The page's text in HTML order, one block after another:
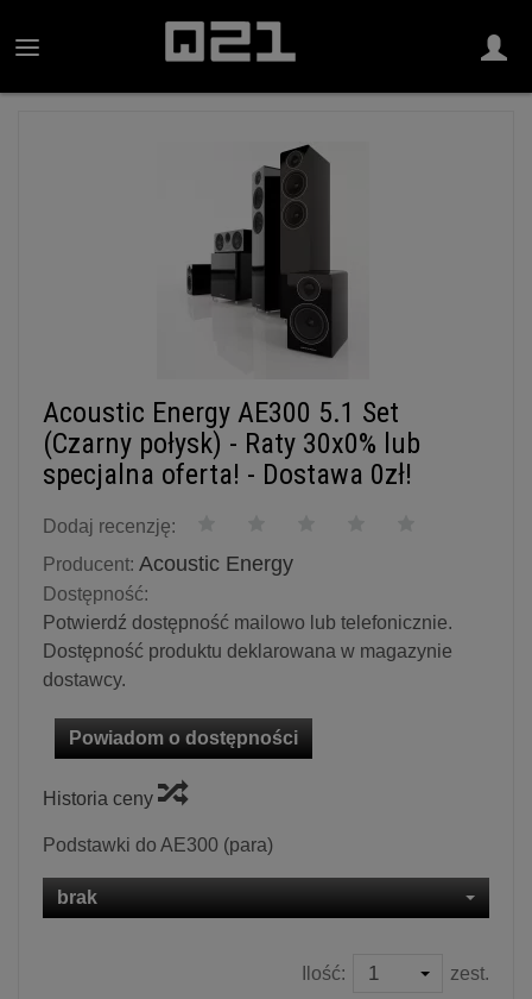
Acoustic Energy AE300 5.1 Set
(Czarny połysk) - Raty 30x0% lub
specjalna oferta! - Dostawa 0zł!
Dodaj recenzję:
Producent: Acoustic Energy
Dostępność:
Potwierdź dostępność mailowo lub telefonicznie.
Dostępność produktu deklarowana w magazynie
dostawcy.
Powiadom o dostępności
Historia ceny
Podstawki do AE300 (para)
brak
Ilość: zest.